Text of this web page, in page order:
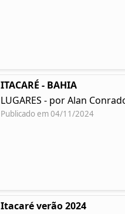
ITACARÉ - BAHIA
LUGARES - por Alan
Publicado em 04/11/2024
Itacaré verão 2024